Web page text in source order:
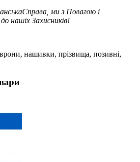
ми з Повагою і
нашіх Захисників!
нашивки, прізвища, позивні,